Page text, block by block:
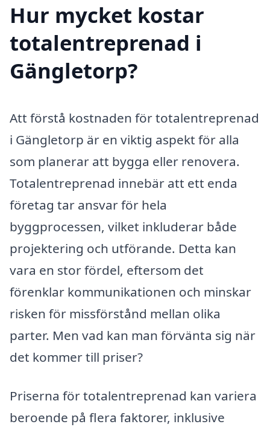
Hur mycket kostar
totalentreprenad i
Gängletorp?
Att förstå kostnaden för totalentreprenad
i Gängletorp är en viktig aspekt för alla
som planerar att bygga eller renovera.
Totalentreprenad innebär att ett enda
företag tar ansvar för hela
byggprocessen, vilket inkluderar både
projektering och utförande. Detta kan
vara en stor fördel, eftersom det
förenklar kommunikationen och minskar
risken för missförstånd mellan olika
parter. Men vad kan man förvänta sig när
det kommer till priser?
Priserna för totalentreprenad kan variera
beroende på flera faktorer, inklusive